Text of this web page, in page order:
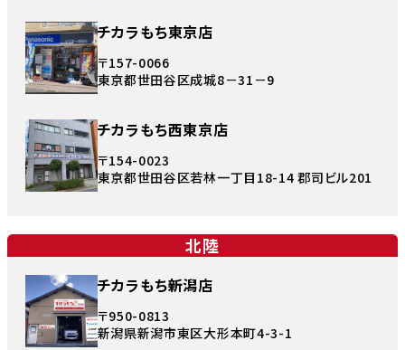
チカラもち東京店
〒157-0066
東京都世田谷区成城8－31－9
チカラもち西東京店
〒154-0023
東京都世田谷区若林一丁目18-14 郡司ビル201
北陸
チカラもち新潟店
〒950-0813
新潟県新潟市東区大形本町4-3-1